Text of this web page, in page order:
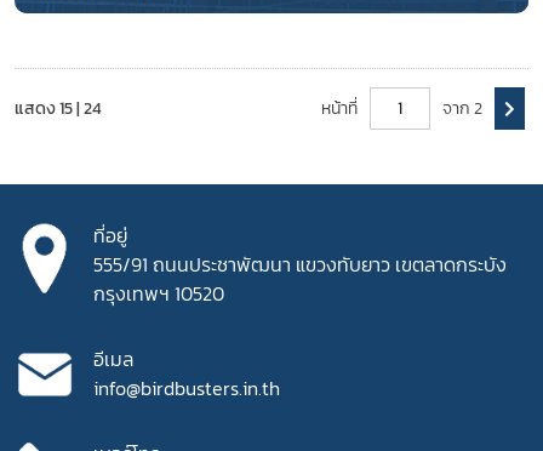
แสดง 15 | 24 หน้าที่ จาก 2
ที่อยู่
555/91 ถนนประชาพัฒนา แขวงทับยาว เขตลาดกระบัง
กรุงเทพฯ 10520
อีเมล
info@birdbusters.in.th